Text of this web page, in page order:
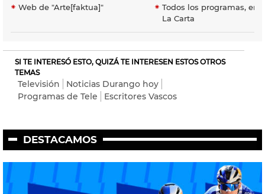
Web de "Arte[faktua]"
Todos los programas, en
La Carta
SI TE INTERESÓ ESTO, QUIZÁ TE INTERESEN ESTOS OTROS
TEMAS
Televisión
Noticias Durango hoy
Programas de Tele
Escritores Vascos
DESTACAMOS